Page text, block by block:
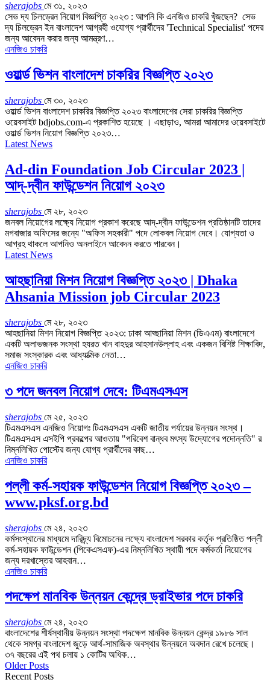
sherajobs মে ৩১, ২০২৩
সেভ দ্য চিলড্রেন নিয়োগ বিজ্ঞপ্তি ২০২৩ : আপনি কি এনজিও চাকরি খুঁজছেন? সেভ
দ্য চিলড্রেন ইন বাংলাদেশ আগ্রহী ওযোগ্য প্রার্থীদের 'Technical Specialist' পদের
জন্য আবেদন করার জন্য আমন্ত্রণ…
এনজিও চাকরি
ওয়ার্ল্ড ভিশন বাংলাদেশ চাকরির বিজ্ঞপ্তি ২০২৩
sherajobs মে ৩০, ২০২৩
ওয়ার্ল্ড ভিশন বাংলাদেশ চাকরির বিজ্ঞপ্তি ২০২৩ বাংলাদেশের সেরা চাকরির বিজ্ঞপ্তি
ওয়েবসাইট bdjobs.com-এ প্রকাশিত হয়েছে । এছাড়াও, আমরা আমাদের ওয়েবসাইটে
ওয়ার্ল্ড ভিশন নিয়োগ বিজ্ঞপ্তি ২০২৩…
Latest News
Ad-din Foundation Job Circular 2023 |
আদ্-দ্বীন ফাউন্ডেশন নিয়োগ ২০২৩
sherajobs মে ২৮, ২০২৩
জনবল নিয়োগের লক্ষ্যে নিয়োগ প্রকাশ করেছে আদ্-দ্বীন ফাউন্ডেশন প্রতিষ্ঠানটি তাদের
মগবাজার অফিসের জন্যে "অফিস সহকারী" পদে লোকবল নিয়োগ দেবে। যোগ্যতা ও
আগ্রহ থাকলে আপনিও অনলাইনে আবেদন করতে পারবেন।
Latest News
আহছানিয়া মিশন নিয়োগ বিজ্ঞপ্তি ২০২৩ | Dhaka
Ahsania Mission job Circular 2023
sherajobs মে ২৮, ২০২৩
আহছানিয়া মিশন নিয়োগ বিজ্ঞপ্তি ২০২৩: ঢাকা আহ্ছানিয়া মিশন (ডিএএম) বাংলাদেশে
একটি অলাভজনক সংস্থা হযরত খান বাহদুর আহসানউল্লাহ এবং একজন বিশিষ্ট শিক্ষাবিদ,
সমাজ সংস্কারক এবং আধ্যাত্মিক নেতা…
এনজিও চাকরি
৩ পদে জনবল নিয়োগ দেবে: টিএমএসএস
sherajobs মে ২৫, ২০২৩
টিএমএসএস এনজিও নিয়োগঃ টিএমএসএস একটি জাতীয় পর্যায়ের উন্নয়ন সংস্থ।
টিএমএসএস এসইপি প্রকল্পের আওতায় "পরিবেশ বান্ধব মৎস্য উদ্যোগের পদোন্নতি" র
নিম্নলিখিত পোস্টের জন্য যোগ্য প্রার্থীদের কাছ…
এনজিও চাকরি
পল্লী কর্ম-সহায়ক ফাউন্ডেশন নিয়োগ বিজ্ঞপ্তি ২০২৩ –
www.pksf.org.bd
sherajobs মে ২৪, ২০২৩
কর্মসংস্থানের মাধ্যমে দারিদ্র্য বিমোচনের লক্ষ্যে বাংলাদেশ সরকার কর্তৃক প্রতিষ্ঠিত পল্লী
কর্ম-সহায়ক ফাউন্ডেশন (পিকেএসএফ)-এর নিম্নলিখিত স্থায়ী পদে কর্মকর্তা নিয়োগের
জন্য দরখাস্তের আহবান…
এনজিও চাকরি
পদক্ষেপ মানবিক উন্নয়ন কেন্দ্রে ড্রাইভার পদে চাকরি
sherajobs মে ২৪, ২০২৩
বাংলাদেশের শীর্ষস্থানীয় উন্নয়ন সংস্থা পদক্ষেপ মানবিক উন্নয়ন কেন্দ্র ১৯৮৬ সাল
থেকে সমগ্র বাংলাদেশ জুড়ে আর্থ-সামাজিক অবস্থার উন্নয়নে অবদান রেখে চলেছে।
৩৭ বছরের এই পথ চলায় ১ কোটির অধিক…
Older Posts
Recent Posts